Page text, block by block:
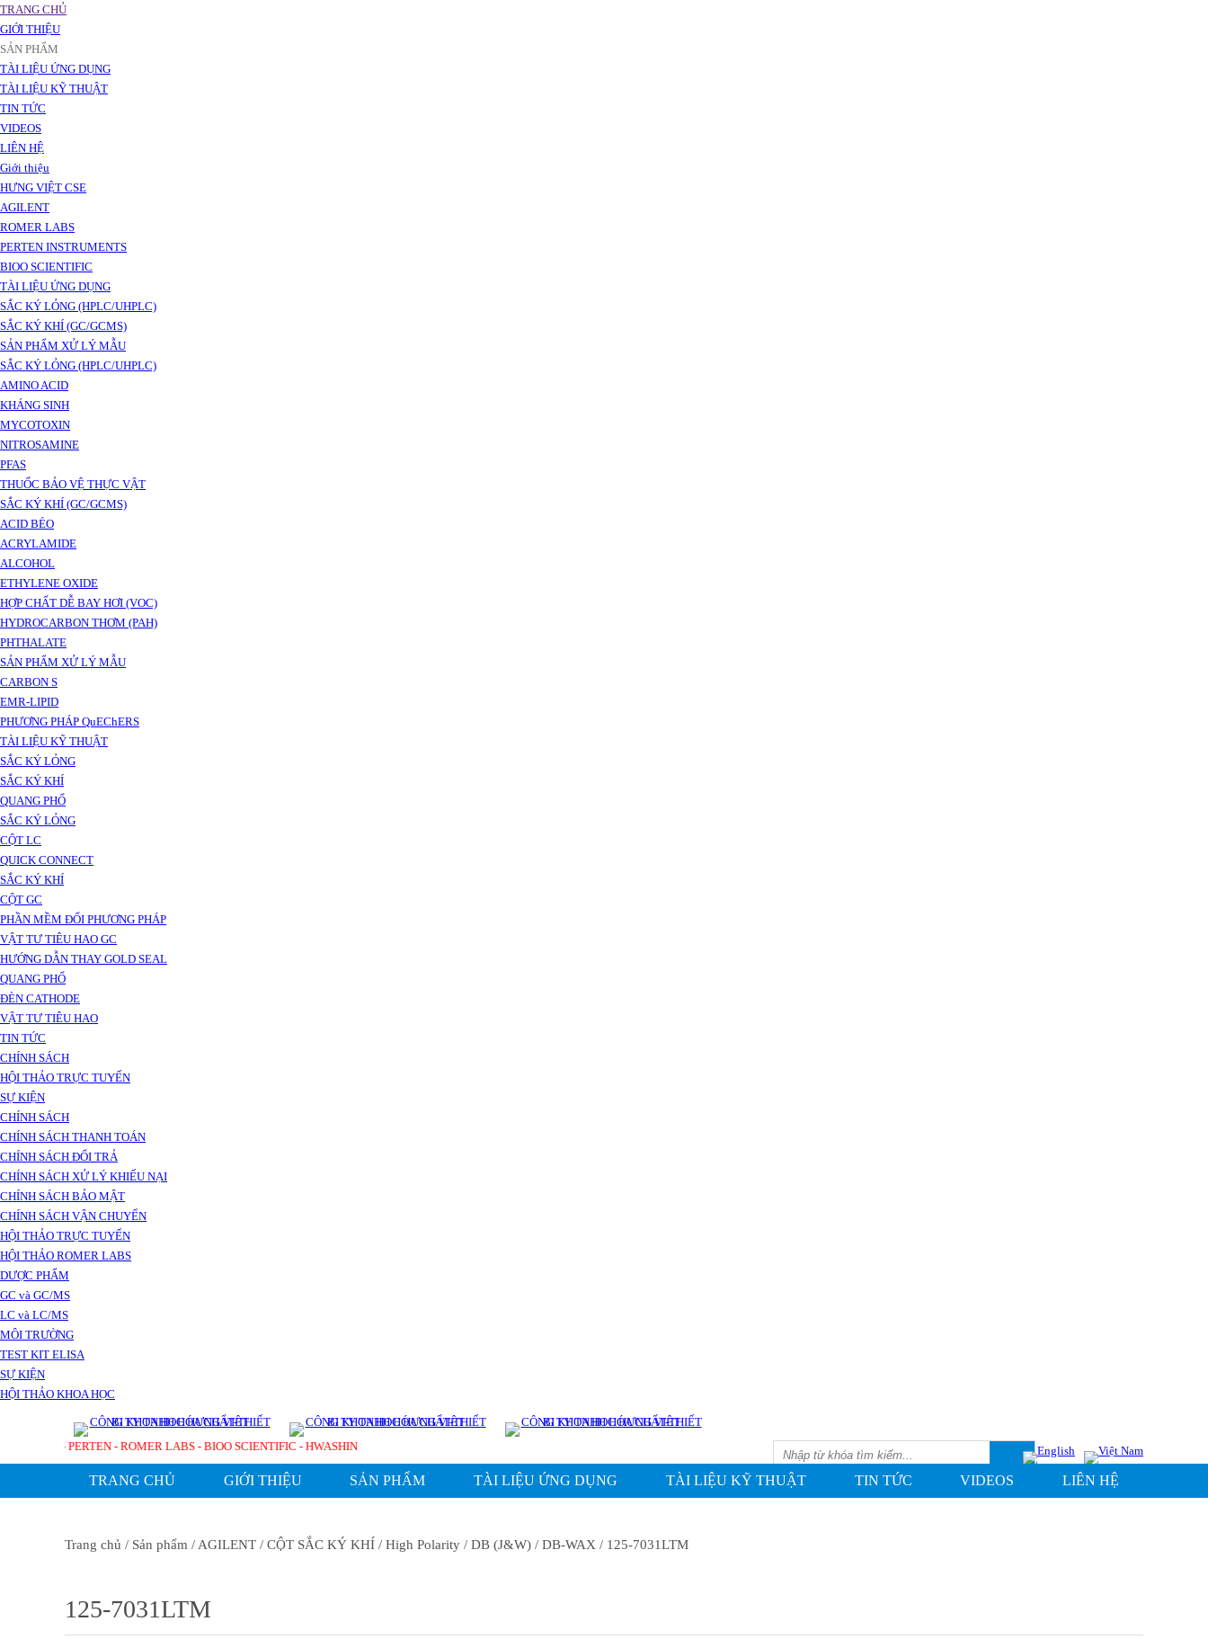
TRANG CHỦ
GIỚI THIỆU
SẢN PHẨM
TÀI LIỆU ỨNG DỤNG
TÀI LIỆU KỸ THUẬT
TIN TỨC
VIDEOS
LIÊN HỆ
Giới thiệu
HƯNG VIỆT CSE
AGILENT
ROMER LABS
PERTEN INSTRUMENTS
BIOO SCIENTIFIC
TÀI LIỆU ỨNG DỤNG
SẮC KÝ LỎNG (HPLC/UHPLC)
SẮC KÝ KHÍ (GC/GCMS)
SẢN PHẨM XỬ LÝ MẪU
SẮC KÝ LỎNG (HPLC/UHPLC)
AMINO ACID
KHÁNG SINH
MYCOTOXIN
NITROSAMINE
PFAS
THUỐC BẢO VỆ THỰC VẬT
SẮC KÝ KHÍ (GC/GCMS)
ACID BÉO
ACRYLAMIDE
ALCOHOL
ETHYLENE OXIDE
HỢP CHẤT DỄ BAY HƠI (VOC)
HYDROCARBON THƠM (PAH)
PHTHALATE
SẢN PHẨM XỬ LÝ MẪU
CARBON S
EMR-LIPID
PHƯƠNG PHÁP QuEChERS
TÀI LIỆU KỸ THUẬT
SẮC KÝ LỎNG
SẮC KÝ KHÍ
QUANG PHỔ
SẮC KÝ LỎNG
CỘT LC
QUICK CONNECT
SẮC KÝ KHÍ
CỘT GC
PHẦN MỀM ĐỔI PHƯƠNG PHÁP
VẬT TƯ TIÊU HAO GC
HƯỚNG DẪN THAY GOLD SEAL
QUANG PHỔ
ĐÈN CATHODE
VẬT TƯ TIÊU HAO
TIN TỨC
CHÍNH SÁCH
HỘI THẢO TRỰC TUYẾN
SỰ KIỆN
CHÍNH SÁCH
CHÍNH SÁCH THANH TOÁN
CHÍNH SÁCH ĐỔI TRẢ
CHÍNH SÁCH XỬ LÝ KHIẾU NẠI
CHÍNH SÁCH BẢO MẬT
CHÍNH SÁCH VẬN CHUYỂN
HỘI THẢO TRỰC TUYẾN
HỘI THẢO ROMER LABS
DƯỢC PHẨM
GC và GC/MS
LC và LC/MS
MÔI TRƯỜNG
TEST KIT ELISA
SỰ KIỆN
HỘI THẢO KHOA HỌC
- PERTEN - ROMER LABS - BIOO SCIENTIFIC - HWASHIN
TRANG CHỦ GIỚI THIỆU SẢN PHẨM TÀI LIỆU ỨNG DỤNG TÀI LIỆU KỸ THUẬT TIN TỨC VIDEOS LIÊN HỆ
Trang chủ / Sản phẩm / AGILENT / CỘT SẮC KÝ KHÍ / High Polarity / DB (J&W) / DB-WAX / 125-7031LTM
125-7031LTM